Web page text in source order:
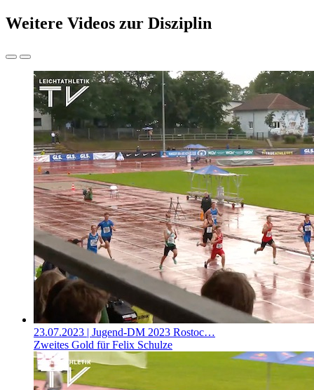
Weitere Videos zur Disziplin
23.07.2023 | Jugend-DM 2023 Rostoc…
Zweites Gold für Felix Schulze